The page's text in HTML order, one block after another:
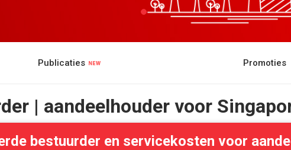
Publicaties Promoties
| aandeelhouder voor
bestuurder en servicekosten voor